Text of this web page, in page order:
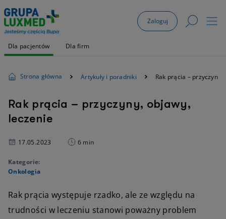
Zaloguj
Dla pacjentów Dla firm
Strona główna Artykuły i poradniki Rak prącia –
Rak prącia – przyczyny, objawy,
leczenie
17.05.2023 6 min
Kategorie:
Onkologia
Rak prącia występuje rzadko, ale ze względu na
trudności w leczeniu stanowi poważny problem